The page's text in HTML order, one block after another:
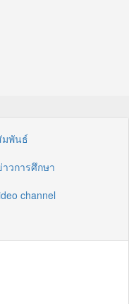
มพันธ์
วการศึกษา
channel